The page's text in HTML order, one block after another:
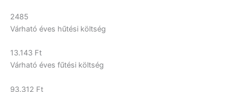
2485
Várható éves hűtési költség
13.143 Ft
Várható éves fűtési költség
93.312 Ft